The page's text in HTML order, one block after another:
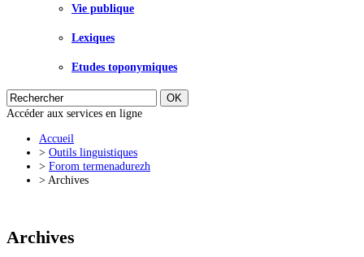
Vie publique
Lexiques
Etudes toponymiques
Accéder aux services en ligne
Accueil
> Outils linguistiques
> Forom termenadurezh
>Archives
Archives